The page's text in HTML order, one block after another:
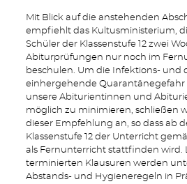
Mit Blick auf die anstehenden
empfiehlt das Kultusministerium,
Schüler der Klassenstufe 12 zwei
Abiturprüfungen nur noch im
beschulen. Um die Infektions- und
einhergehende Quarantänegefahr
unsere Abiturientinnen und
möglich zu minimieren, schließen
dieser Empfehlung an, so dass ab
Klassenstufe 12 der Unterricht
als Fernunterricht stattfinden wird.
terminierten Klausuren werden
Abstands- und Hygieneregeln in